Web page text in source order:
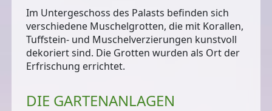
Im Untergeschoss des Palasts befinden sich
verschiedene Muschelgrotten, die mit Korallen,
Tuffstein- und Muschelverzierungen kunstvoll
dekoriert sind. Die Grotten wurden als Ort der
Erfrischung errichtet.
DIE GARTENANLAGEN